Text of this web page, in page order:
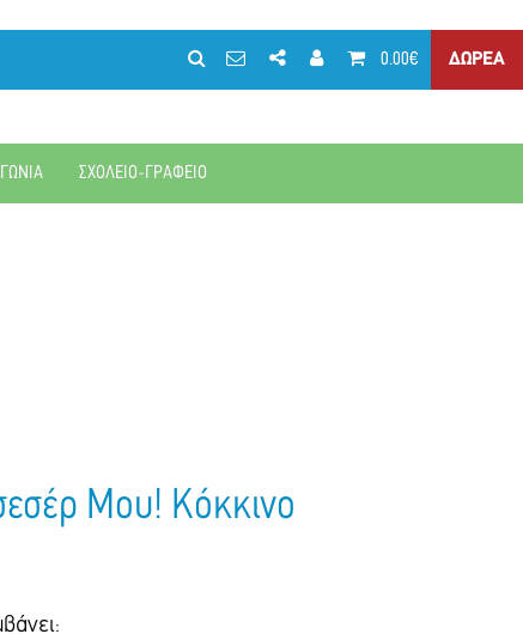
0.00€ ΔΩΡΕΑ
ΓΩΝΙΑ ΣΧΟΛΕΙΟ-ΓΡΑΦΕΙΟ
Μου! Κόκκινο